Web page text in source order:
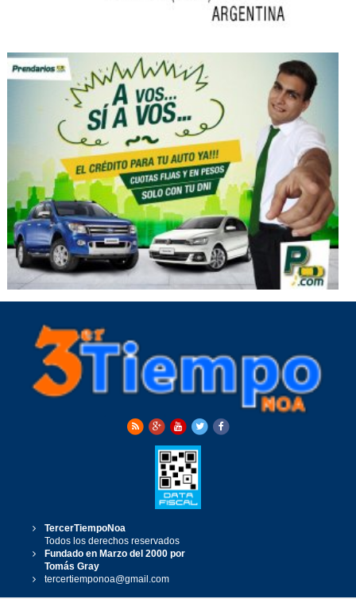
TercerTiempoNoa
Todos los derechos reservados
Fundado en Marzo del 2000 por
Tomás Gray
tercertiemponoa@gmail.com